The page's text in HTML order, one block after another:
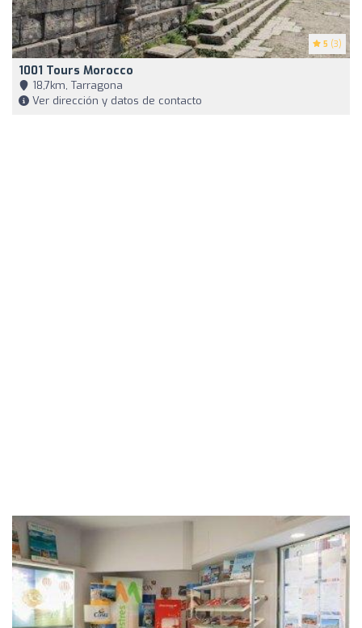
5 (3)
1001 Tours Morocco
18,7km, Tarragona
Ver dirección y datos de contacto